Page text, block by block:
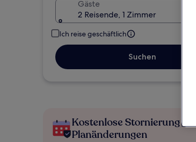
Gäste
2 Reisende, 1 Zimmer
Ich reise geschäftlich
Suchen
Kostenlose Stornierung bei
Planänderungen